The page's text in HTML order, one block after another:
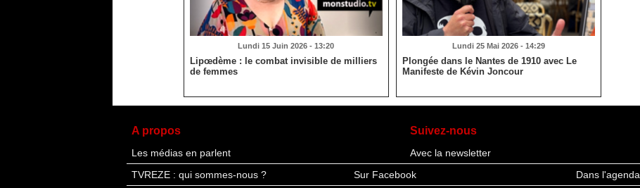
Lundi 15 Juin 2026 - 13:20
Lipœdème : le combat invisible de milliers
de femmes
Lundi 25 Mai 2026 - 14:29
Plongée dans le Nantes de 1910 avec Le
Manifeste de Kévin Joncour
A propos
Les médias en parlent
Suivez-nous
Avec la newsletter
TVREZE : qui sommes-nous ?
Sur Facebook Dans l'agenda